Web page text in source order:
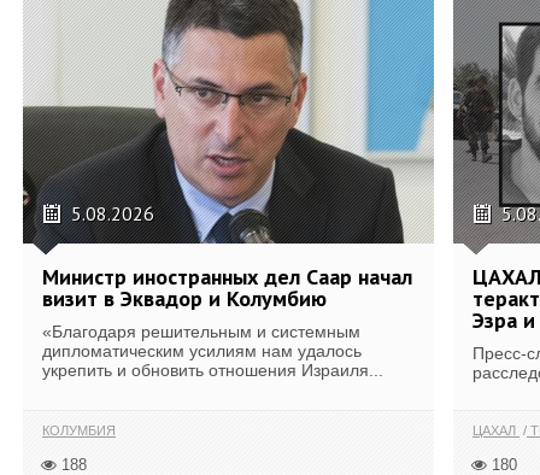
5.08.2026
Министр иностранных дел Саар начал
визит в Эквадор и Колумбию
«Благодаря решительным и системным
дипломатическим усилиям нам удалось
укрепить и обновить отношения Израиля...
КОЛУМБИЯ
188
ЦАХАЛ
Эзра
Пресс-
ЦАХАЛ
180